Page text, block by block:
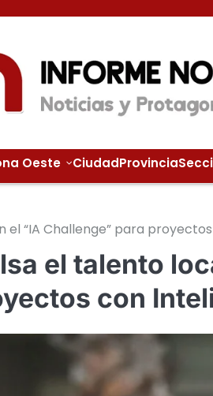
Oeste CiudadProvincia
“IA Challenge” para
el talento
con